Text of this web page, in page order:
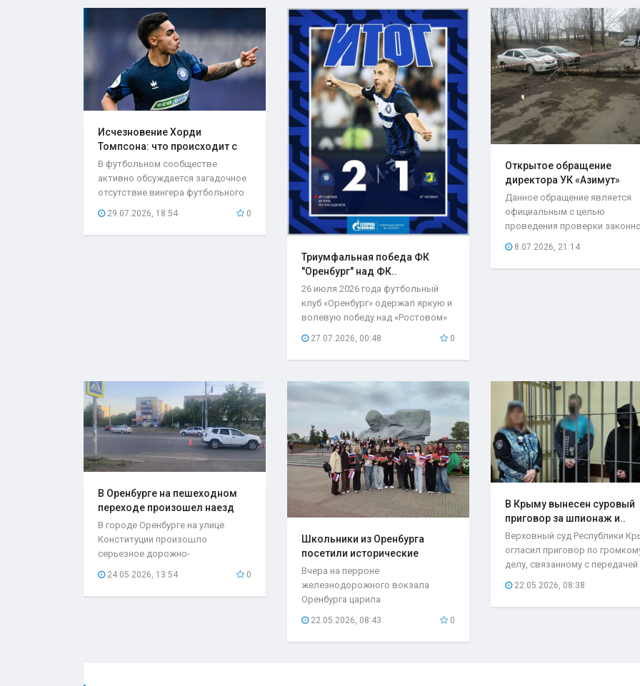
Исчезновение Хорди
Томпсона: что происходит с
игроком..
В футбольном сообществе
активно обсуждается загадочное
отсутствие вингера футбольного
29.07.2026, 18:54 0
Триумфальная победа ФК
"Оренбург" над ФК..
26 июля 2026 года футбольный
клуб «Оренбург» одержал яркую и
волевую победу над «Ростовом»
27.07.2026, 00:48 0
Открытое обращение
директора УК «Азимут»
Елены..
Данное обращение является
официальным с целью
проведения проверки
возложения
8.07.2026, 21:14
В Оренбурге на пешеходном
переходе произошел наезд
на..
В городе Оренбурге на улице
Конституции произошло
серьезное дорожно-
транспортное происшествие,
24.05.2026, 13:54 0
Школьники из Оренбурга
посетили исторические
места..
Вчера на перроне
железнодорожного вокзала
Оренбурга царила
необыкновенная атмосфера. С
прибывшего поезда...
22.05.2026, 08:43 0
В Крыму вынесен суровый
приговор за шпионаж и..
Верховный суд Республики
огласил приговор по
делу, связанному с передачей
22.05.2026, 08:38